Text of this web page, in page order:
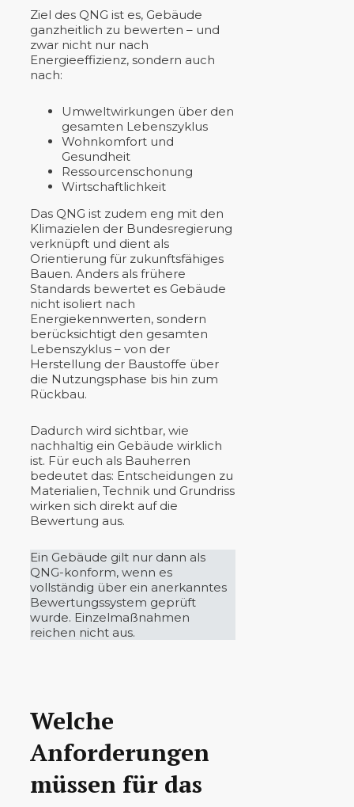
Ziel des QNG ist es, Gebäude
ganzheitlich zu bewerten – und
zwar nicht nur nach
Energieeffizienz, sondern auch
nach:
Umweltwirkungen über den
gesamten Lebenszyklus
Wohnkomfort und
Gesundheit
Ressourcenschonung
Wirtschaftlichkeit
Das QNG ist zudem eng mit den
Klimazielen der Bundesregierung
verknüpft und dient als
Orientierung für zukunftsfähiges
Bauen. Anders als frühere
Standards bewertet es Gebäude
nicht isoliert nach
Energiekennwerten, sondern
berücksichtigt den gesamten
Lebenszyklus – von der
Herstellung der Baustoffe über
die Nutzungsphase bis hin zum
Rückbau.
Dadurch wird sichtbar, wie
nachhaltig ein Gebäude wirklich
ist. Für euch als Bauherren
bedeutet das: Entscheidungen zu
Materialien, Technik und Grundriss
wirken sich direkt auf die
Bewertung aus.
Ein Gebäude gilt nur dann als
QNG-konform, wenn es
vollständig über ein anerkanntes
Bewertungssystem geprüft
wurde. Einzelmaßnahmen
reichen nicht aus.
Welche
Anforderungen
müssen für das